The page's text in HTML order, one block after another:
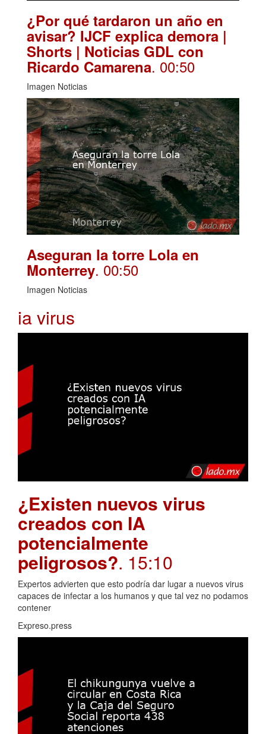
¿Por qué tardaron un año en
avisar? IJCF explica demora |
Shorts | Noticias GDL con
Ricardo Camarena. 00:50
Imagen Noticias
Aseguran la torre Lola en
Monterrey. 00:50
Imagen Noticias
ia virus
¿Existen nuevos virus
creados con IA
potencialmente
peligrosos?. 15:10
Expertos advierten que esto podría dar lugar a nuevos virus
capaces de infectar a los humanos y que tal vez no podamos
contener
Expreso.press